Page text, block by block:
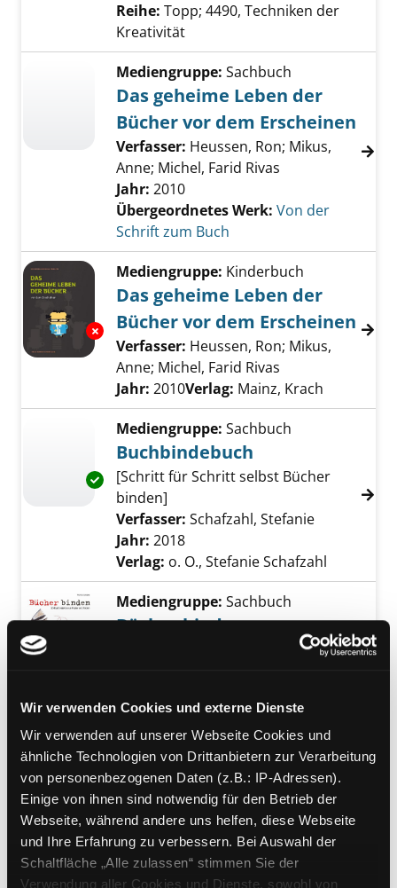
Wir verwenden Cookies und externe Dienste
Wir verwenden auf unserer Webseite Cookies und
ähnliche Technologien von Drittanbietern zur Verarbeitung
von personenbezogenen Daten (z.B.: IP-Adressen).
Einige von ihnen sind notwendig für den Betrieb der
Webseite, während andere uns helfen, diese Webseite
und Ihre Erfahrung zu verbessern. Bei Auswahl der
Schaltfläche „Alle zulassen“ stimmen Sie der
Verwendung aller Cookies und Dienste, sowohl von
Reihe: Topp; 4490, Techniken der
Kreativität
Mediengruppe: Sachbuch
Das geheime Leben der
Bücher vor dem Erscheinen
Verfasser: Heussen, Ron; Mikus,
Anne; Michel, Farid Rivas
Jahr: 2010
Übergeordnetes Werk: Von der
Schrift zum Buch
Exemplar-Details von Das geheime Leben
Mediengruppe: Kinderbuch
Das geheime Leben der
Bücher vor dem Erscheinen
Verfasser: Heussen, Ron; Mikus,
Anne; Michel, Farid Rivas
Jahr: 2010Verlag: Mainz, Krach
Exemplar-Details von Buchbindebuch
Mediengruppe: Sachbuch
Buchbindebuch
[Schritt für Schritt selbst Bücher
binden]
Verfasser: Schafzahl, Stefanie
Jahr: 2018
Verlag: o. O., Stefanie Schafzahl
Exemplar-Details von Bücher binden
Mediengruppe: Sachbuch
Bücher binden
25 Buchobjekte aus Papier und
Jahr:2021Verlag:Bern, Haupt
Exemplar-Details von Buchbinden - vom
Mediengruppe:Sachbuch
Buchbinden - vom
Handwerk zur Kunst
Schritt für Schritt zum eigenen Buch
Verfasser:Weston, HeatherSuche nach
Jahr:2010Verlag:Bern, Haupt